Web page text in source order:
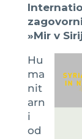
»Mir v
Hu
ma
nit
arn
i
od